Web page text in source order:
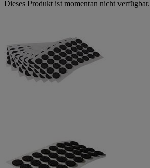
Dieses Produkt ist momentan nicht verfügbar.